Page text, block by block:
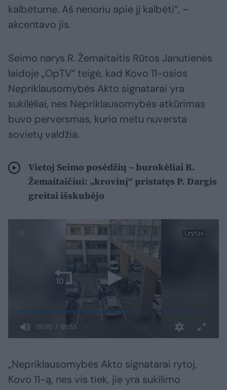
kalbėtume. Aš nenoriu apie jį kalbėti“, –
akcentavo jis.
Seimo narys R. Žemaitaitis Rūtos Janutienės
laidoje „OpTV“ teigė, kad Kovo 11-osios
Nepriklausomybės Akto signatarai yra
sukilėliai, nes Nepriklausomybės atkūrimas
buvo perversmas, kurio metu nuversta
sovietų valdžia.
Vietoj Seimo posėdžių – burokėliai R.
Žemaitaičiui: „krovinį“ pristatęs P. Dargis
greitai išskubėjo
„Nepriklausomybės Akto signatarai rytoj,
Kovo 11-ą, nes vis tiek, jie yra sukilimo